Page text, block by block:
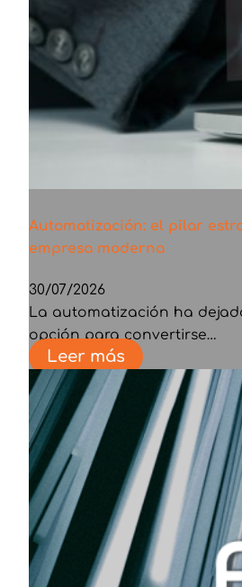
Automatización: el pilar
empresa moderna
30/07/2026
La automatización ha
opción para convertirse…
Leer más